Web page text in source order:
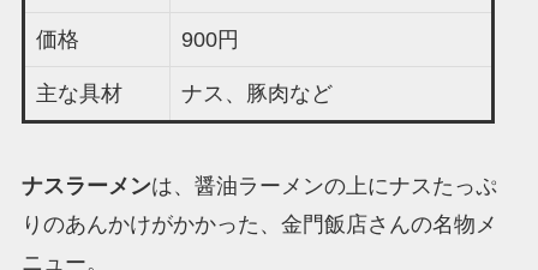
価格 900円
主な具材 ナス、豚肉など
ナスラーメンは、醤油ラーメンの上にナスたっぷ
りのあんかけがかかった、金門飯店さんの名物メ
ニュー。